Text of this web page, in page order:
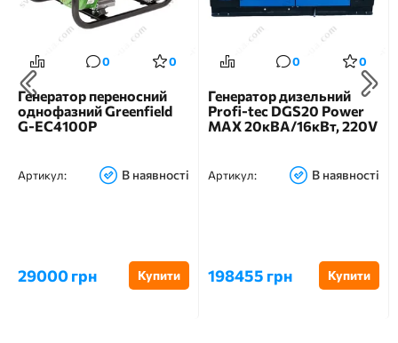
0 0
Генератор переносний
однофазний Greenfield
G-EC4100P
Артикул: В наявності
29000 грн Купити
0 0
Генератор дизельний
Profi-tec DGS20 Power
MAX 20кВА/16кВт, 220V
Артикул: В наявності
198455 грн Купити